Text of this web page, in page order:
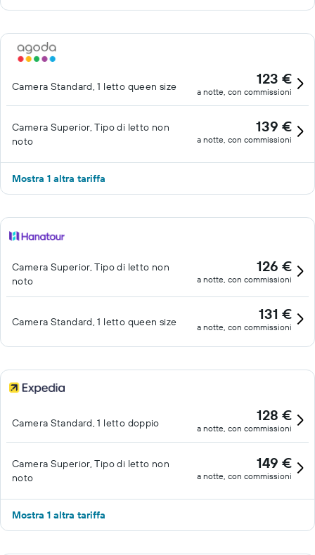
Camera Standard, 1 letto queen size 123 €
a notte, con commissioni
Camera Superior, Tipo di letto non
noto
139 €
a notte, con commissioni
Mostra 1 altra tariffa
Camera Superior, Tipo di letto non
noto
126 €
a notte, con commissioni
Camera Standard, 1 letto queen size 131 €
a notte, con commissioni
Camera Standard, 1 letto doppio 128 €
a notte, con commissioni
Camera Superior, Tipo di letto non
noto
149 €
a notte, con commissioni
Mostra 1 altra tariffa